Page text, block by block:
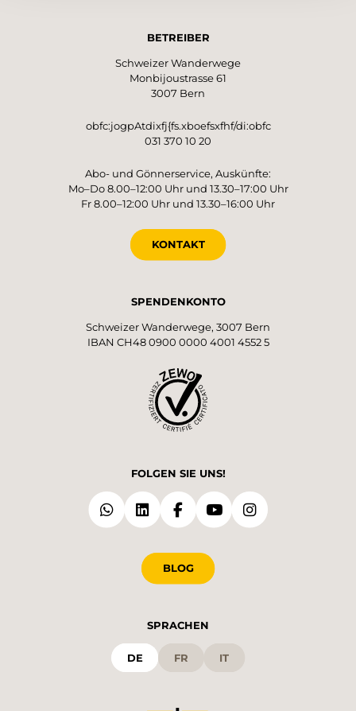
BETREIBER
Schweizer Wanderwege
Monbijoustrasse 61
3007 Bern
obfc:jogpAtdixfj{fs.xboefsxfhf/di:obfc
031 370 10 20
Abo- und Gönnerservice, Auskünfte:
Mo–Do 8.00–12:00 Uhr und 13.30–17:00 Uhr
Fr 8.00–12:00 Uhr und 13.30–16:00 Uhr
KONTAKT
SPENDENKONTO
Schweizer Wanderwege, 3007 Bern
IBAN CH48 0900 0000 4001 4552 5
FOLGEN SIE UNS!
BLOG
SPRACHEN
DE FR IT